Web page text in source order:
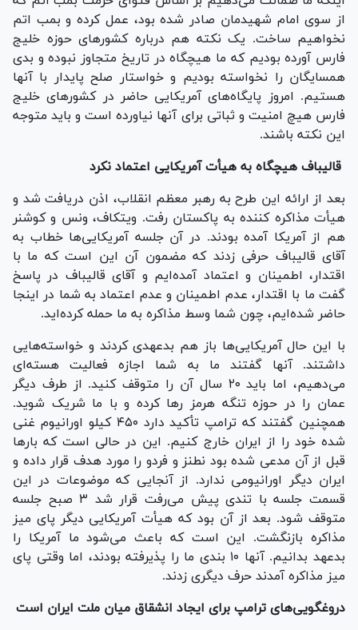
از سوی امام شهیدمان صادر شده بود، عمل کرده و بمب اتم
نخواهیم ساخت. یک نکته هم درباره کشور‌های حوزه خلیج
فارس آورده بودیم که ما هیچگاه در تاریخ متجاوز نبوده و بدی
همسایگان را نخواسته بودیم و خواستار صلح پایدار با آنها
هستیم. امروز پایگاه‌های آمریکایی حاضر در کشور‌های خلیج
فارس هیچ امنیت و ثباتی برای آنها نیاورده است و باید متوجه
این نکته باشند.
قالیباف هیچگاه به هیأت آمریکایی اعتماد نکرد
بعد از ارائه این طرح به رهبر معظم انقلاب، اذن دریافت شد و
هیأت مذاکره کننده به پاکستان رفت. ویتکاف، ونس و کوشنر
هم از آمریکا آمده بودند. در آن جلسه آمریکایی‌ها خطاب به
آقای قالیباف حرفی زدند که مضمون آن این است که ما با
اقتدار، اطمینان و اعتماد آمده‌ایم و آقای قالیباف در پاسخ
گفت ما با اقتدار، عدم اطمینان و عدم اعتماد به شما در اینجا
حاضر شده‌ایم، چون شما وسط مذاکره به ما حمله کرده‌اید.
با این حال آمریکایی‌ها باز هم بدعهدی کردند و خواسته‌هایی
داشتند. آنها گفتند ما به شما اجازه فعالیت هسته‌ای
می‌دهیم، اما باید ۲۰ سال آن را متوقف کنید. از طرف دیگر
عمان را در حوزه تنگه هرمز رها کرده و با ما شریک شوید.
همچنین گفتند که ترامپ تأکید دارد ۴۵۰ کیلو اورانیوم غنی
شده خود را از ایران خارج کنیم. این در حالی است که بار‌ها
قبل از آن مدعی شده بود نطنز و فردو را مورد هدف قرار داده و
ایران دیگر اورانیومی ندارد. از آنجایی که موضوعات در این
قسمت جلسه با تندی پیش می‌رفت قرار شد ۳ صبح جلسه
متوقف شود. بعد از آن بود که هیأت آمریکایی دیگر پای میز
مذاکره بازنگشت. این است که باعث می‌شود ما آمریکا را
بدعهد بدانیم. آنها ۱۰ بندی ما را پذیرفته بودند، اما وقتی پای
میز مذاکره آمدند حرف دیگری زدند.
دروغگویی‌های ترامپ برای ایجاد انشقاق میان ملت ایران است